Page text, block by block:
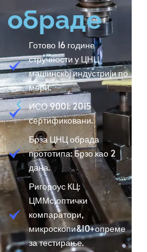
обраде
Готово 16 године
стручности у ЦНЦ
машинској индустрији по
мери.
ИСО 9001: 2015
сертификовани.
Брза ЦНЦ обрада
прототипа: Брзо као 2
дана.
Ригороус КЦ:
ЦММс,оптички
компаратори,
микроскопи&10+опреме
за тестирање.